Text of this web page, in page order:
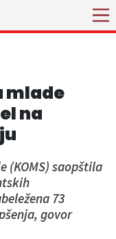
mlade
na
(KOMS) saopštila
73
govor